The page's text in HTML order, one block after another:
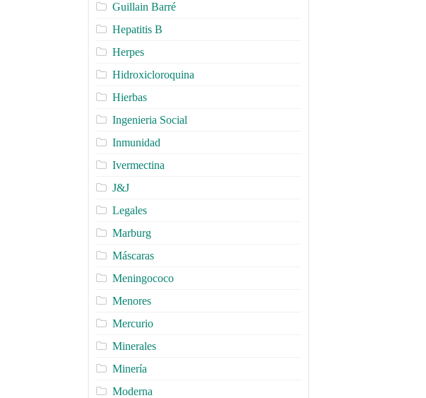
Guillain Barré
Hepatitis B
Herpes
Hidroxicloroquina
Hierbas
Ingenieria Social
Inmunidad
Ivermectina
J&J
Legales
Marburg
Máscaras
Meningococo
Menores
Mercurio
Minerales
Minería
Moderna